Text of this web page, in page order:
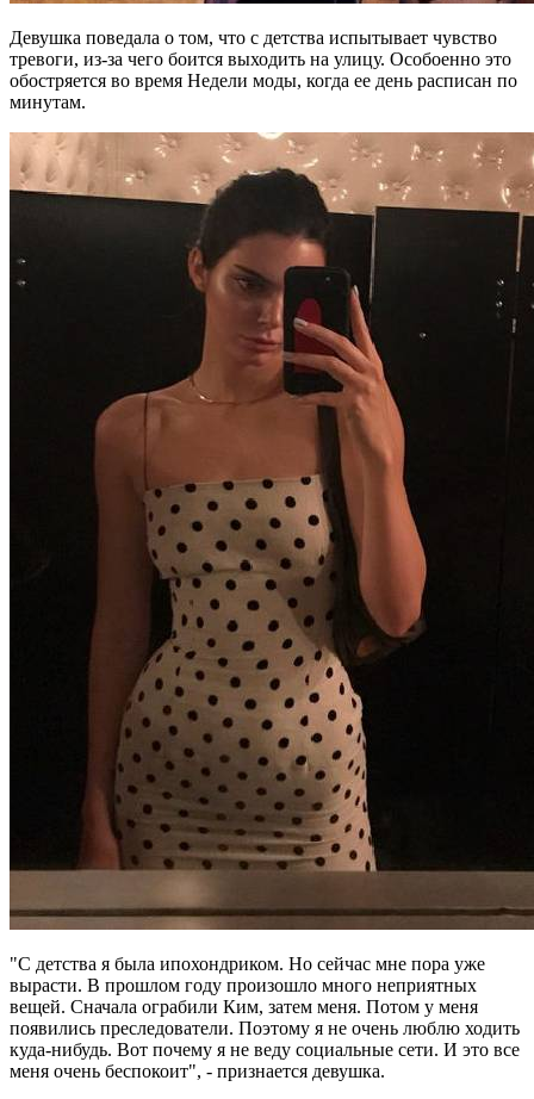
Девушка поведала о том, что с детства испытывает чувство
тревоги, из-за чего боится выходить на улицу. Особоенно это
обостряется во время Недели моды, когда ее день расписан по
минутам.
"С детства я была ипохондриком. Но сейчас мне пора уже
вырасти. В прошлом году произошло много неприятных
вещей. Сначала ограбили Ким, затем меня. Потом у меня
появились преследователи. Поэтому я не очень люблю ходить
куда-нибудь. Вот почему я не веду социальные сети. И это все
меня очень беспокоит", - признается девушка.